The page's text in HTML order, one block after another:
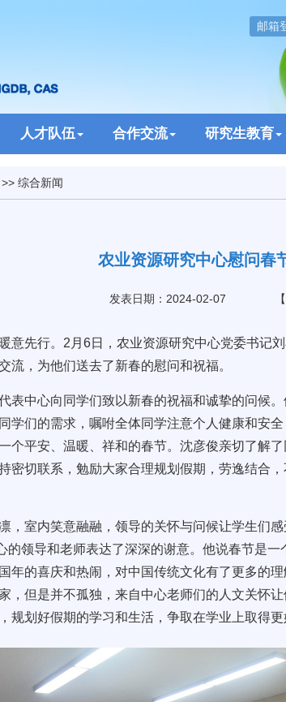
邮箱
人才队伍 合作交流 研究生教育
综合新闻
农业资源研究中心慰问春
发表日期：2024-02-07 【
意先行。2月6日，农业资源研究中心党委书记
流，为他们送去了新春的慰问和祝福。
表中心向同学们致以新春的祝福和诚挚的问候
学们的需求，嘱咐全体同学注意个人健康和安
个平安、温暖、祥和的春节。沈彦俊亲切了解
密切联系，勉励大家合理规划假期，劳逸结合
，室内笑意融融，领导的关怀与问候让学生们
的领导和老师表达了深深的谢意。他说春节是
年的喜庆和热闹，对中国传统文化有了更多的
，但是并不孤独，来自中心老师们的人文关怀
规划好假期的学习和生活，争取在学业上取得